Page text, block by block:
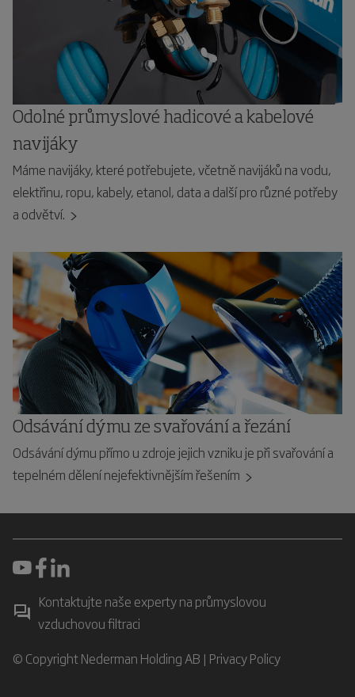
Odolné průmyslové hadicové a kabelové
navijáky
Máme navijáky, které potřebujete, včetně navijáků na vodu,
elektřinu, ropu, kabely, etanol, data a další pro různé potřeby
a odvětví.
Odsávání dýmu ze svařování a řezání
Odsávání dýmu přímo u zdroje jejich vzniku je při svařování a
tepelném dělení nejefektivnějším řešením
Kontaktujte naše experty na průmyslovou
vzduchovou filtraci
© Copyright Nederman Holding AB | Privacy Policy